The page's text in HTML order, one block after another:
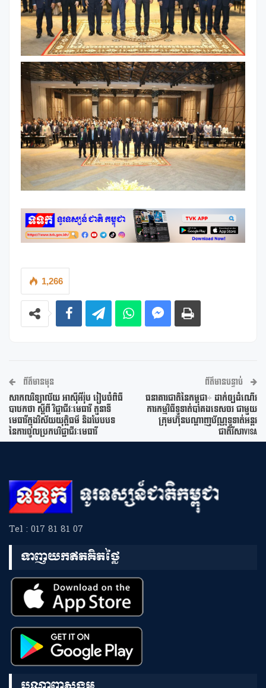
1,266
ព័ត៌មានមុន
សាកលវិទ្យាល័យ អាស៊ីអឺរ៉ុប រៀបចំពិធី
បាឋកថា ស្តីពី វិជ្ជាជីវៈមេធាវី តួនាទី
មេធាវីក្នុងវិស័យយុត្តិធម៌ និងបែបបទ
នៃការចូលប្រកបវិជ្ជាជីវៈមេធាវី
ព័ត៌មានបន្ទាប់
ធនាគារជាតិនៃកម្ពុជា÷ ដាក់ឲ្យដំណើរ
ការកម្មវិធីទូទាត់បាគងទេសចរ ជាមួយ
ក្រុមហ៊ុនបណ្ដាញប័ណ្ណទូទាត់អន្តរ
ជាតិវីសាVisa
Tel : 017 81 81 07
ទាញយកឥតគិតថ្លៃ